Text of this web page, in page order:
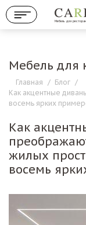
Мебель для
Мебель для
Главная / Блог /
Как акцентные
восемь ярких
Как
жилых
восемь